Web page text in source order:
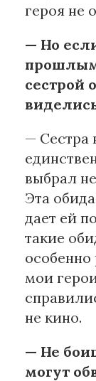
героя не
— Но
сестрой
— Сестра
выбрал
Эта
дает ей
такие
мои
не кино.
— Не
могут